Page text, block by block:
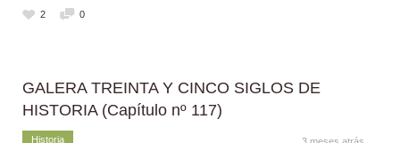
2 0
GALERA TREINTA Y CINCO SIGLOS DE
HISTORIA (Capítulo nº 117)
Historia